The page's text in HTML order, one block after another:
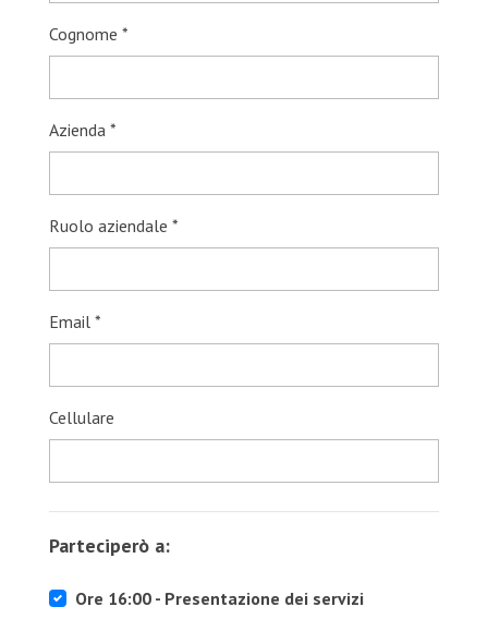
Cognome *
Azienda *
Ruolo aziendale *
Email *
Cellulare
Parteciperò a:
Ore 16:00 - Presentazione dei servizi